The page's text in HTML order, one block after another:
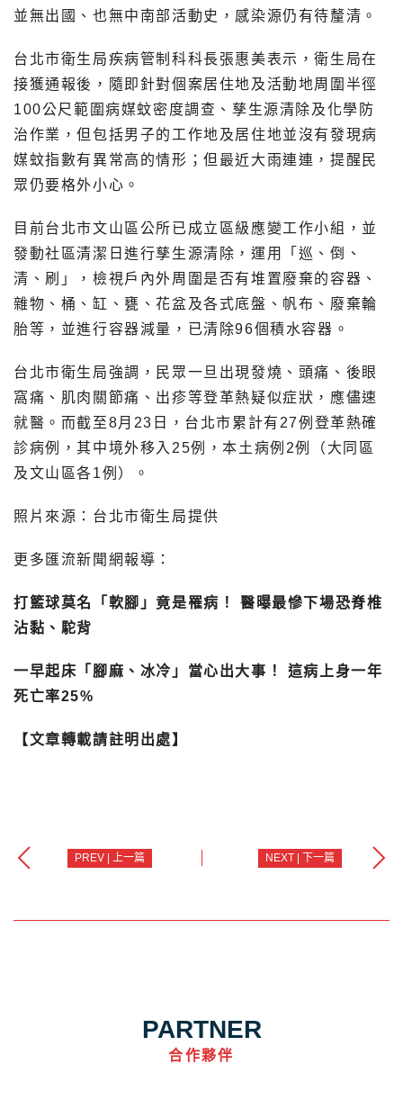
並無出國、也無中南部活動史，感染源仍有待釐清。
台北市衛生局疾病管制科科長張惠美表示，衛生局在
接獲通報後，隨即針對個案居住地及活動地周圍半徑
100公尺範圍病媒蚊密度調查、孳生源清除及化學防
治作業，但包括男子的工作地及居住地並沒有發現病
媒蚊指數有異常高的情形；但最近大雨連連，提醒民
眾仍要格外小心。
目前台北市文山區公所已成立區級應變工作小組，並
發動社區清潔日進行孳生源清除，運用「巡、倒、
清、刷」，檢視戶內外周圍是否有堆置廢棄的容器、
雜物、桶、缸、甕、花盆及各式底盤、帆布、廢棄輪
胎等，並進行容器減量，已清除96個積水容器。
台北市衛生局強調，民眾一旦出現發燒、頭痛、後眼
窩痛、肌肉關節痛、出疹等登革熱疑似症狀，應儘速
就醫。而截至8月23日，台北市累計有27例登革熱確
診病例，其中境外移入25例，本土病例2例（大同區
及文山區各1例）。
照片來源：台北市衛生局提供
更多匯流新聞網報導：
打籃球莫名「軟腳」竟是罹病！ 醫曝最慘下場恐脊椎
沾黏、駝背
一早起床「腳麻、冰冷」當心出大事！ 這病上身一年
死亡率25%
【文章轉載請註明出處】
PREV | 上一篇 NEXT | 下一篇
PARTNER
合作夥伴